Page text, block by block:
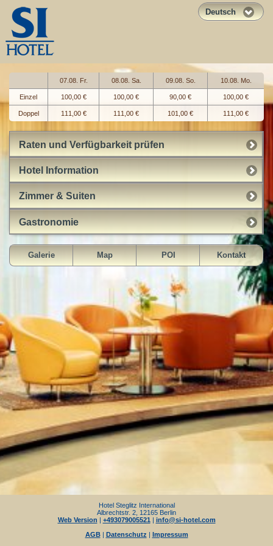
Deutsch
07.08. Fr. 08.08. Sa. 09.08. So. 10.08. Mo.
Einzel 100,00 € 100,00 € 90,00 € 100,00 €
Doppel 111,00 € 111,00 € 101,00 € 111,00 €
Raten und Verfügbarkeit prüfen
Hotel Information
Zimmer & Suiten
Gastronomie
Galerie Map POI Kontakt
Hotel Steglitz International
Albrechtstr. 2, 12165 Berlin
Web Version | +493079005521 | info@si-hotel.com
AGB| Datenschutz | Impressum